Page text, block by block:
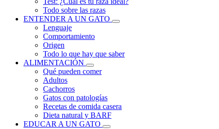
Todo sobre las razas
ENTENDER A UN GATO
Lenguaje
Comportamiento
Origen
Todo lo que hay que saber
ALIMENTACIÓN
Qué pueden comer
Adultos
Cachorros
Gatos con patologías
Recetas de comida casera
Dieta natural y BARF
EDUCAR A UN GATO